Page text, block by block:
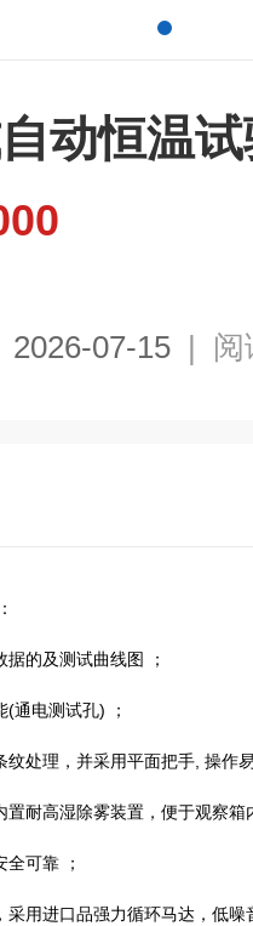
动恒温
2026-07-15 | 阅
的及测试曲线图 ；
通电测试孔) ；
处理，并采用平面把手, 操作
耐高湿除雾装置，便于观察箱
可靠 ；
用进口品强力循环马达，低噪